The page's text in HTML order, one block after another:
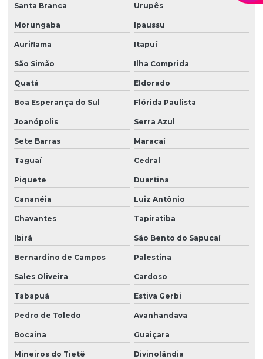
Santa Branca Urupês
Morungaba Ipaussu
Auriflama Itapuí
São Simão Ilha Comprida
Quatá Eldorado
Boa Esperança do Sul Flórida Paulista
Joanópolis Serra Azul
Sete Barras Maracaí
Taguaí Cedral
Piquete Duartina
Cananéia Luiz Antônio
Chavantes Tapiratiba
Ibirá São Bento do Sapucaí
Bernardino de Campos Palestina
Sales Oliveira Cardoso
Tabapuã Estiva Gerbi
Pedro de Toledo Avanhandava
Bocaina Guaiçara
Mineiros do Tietê Divinolândia